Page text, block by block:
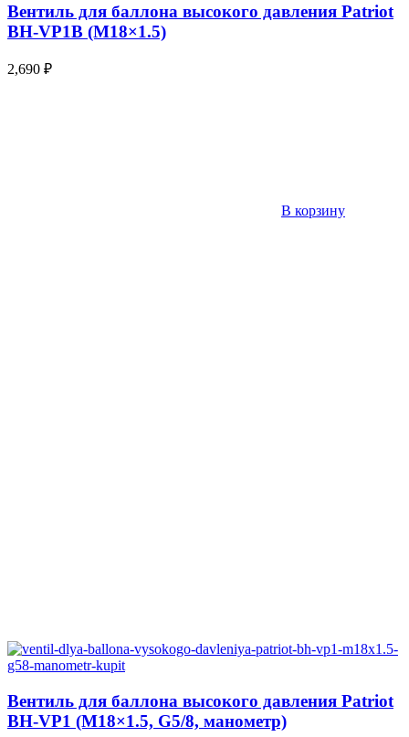
Вентиль для баллона высокого давления Patriot
BH-VP1B (М18×1.5)
2,690 ₽
В корзину
Вентиль для баллона высокого давления Patriot
BH-VP1 (М18×1.5, G5/8, манометр)